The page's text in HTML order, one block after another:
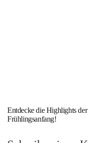
Entdecke die Highlights
Frühlingsanfang!